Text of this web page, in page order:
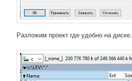
Разложим проект где удобно на диске.